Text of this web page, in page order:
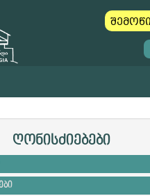
ღონისძიებები